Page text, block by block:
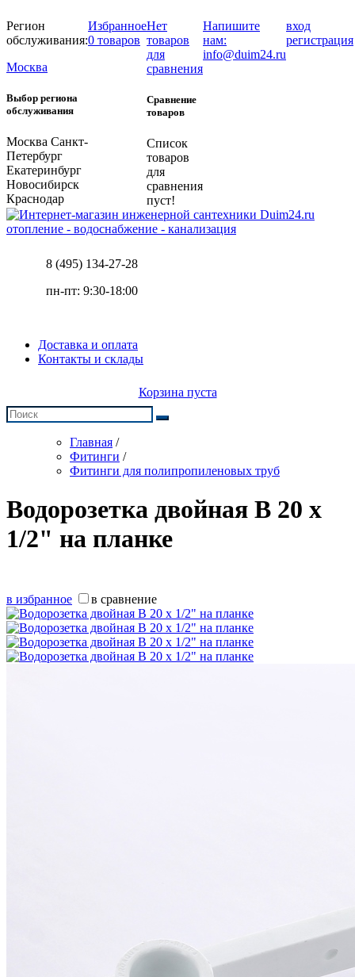
Регион
обслуживания:
Москва
Выбор региона
обслуживания
Москва Санкт-
Петербург
Екатеринбург
Новосибирск
Краснодар
Избранное
0 товаров
Нет
товаров
для
сравнения
Сравнение
товаров
Список
товаров
для
сравнения
пуст!
Напишите
нам:
info@duim24.ru
вход
регистрация
отопление - водоснабжение - канализация
8 (495) 134-27-28
пн-пт: 9:30-18:00
Доставка и оплата
Контакты и склады
Корзина пуста
Главная /
Фитинги /
Фитинги для полипропиленовых труб
Водорозетка двойная В 20 х
1/2" на планке
в избранное в сравнение